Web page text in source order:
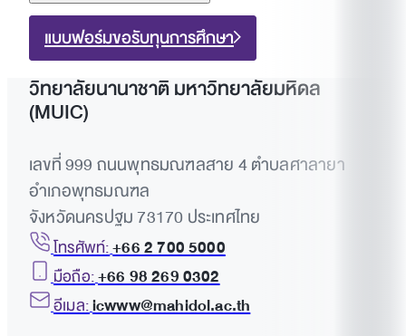
สำเนาบัตรประจำตัวประชาชนของผู้สมัคร
สำเนาบัตรพนักงานหรือบัตรอาจารย์ของมหาวิทยาลัย
มหิดล
ภาพหน้าจอผลการสัมภาษณ์ PC ของบุตร
สำเนาสูติบัตรของบุตร สำเนาทะเบียนบ้าน หรือ
เอกสารอื่นที่แสดงความเป็นผู้ปกครองโดยชอบด้วย
กฎหมาย
แบบฟอร์มขอรับทุนการศึกษา
วิทยาลัยนานาชาติ มหาวิทยาลัยมหิดล
(MUIC)
เลขที่ 999 ถนนพุทธมณฑลสาย 4 ตำบลศาลายา
อำเภอพุทธมณฑล
จังหวัดนครปฐม 73170 ประเทศไทย
โทรศัพท์:+66 2 700 5000
มือถือ:+66 98 269 0302
อีเมล:icwww@mahidol.ac.th